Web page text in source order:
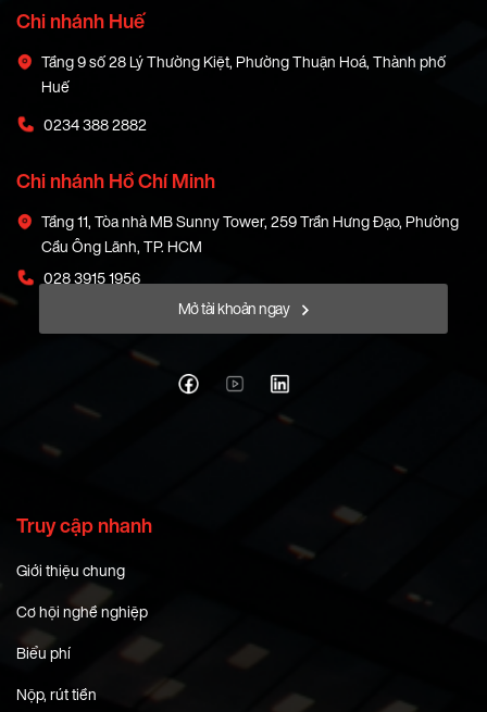
Mở tài khoản ngay
Chi nhánh Huế
Tầng 9 số 28 Lý Thường Kiệt, Phường Thuận Hoá, Thành phố
Huế
0234 388 2882
Chi nhánh Hồ Chí Minh
Tầng 11, Tòa nhà MB Sunny Tower, 259 Trần Hưng Đạo, Phường
Cầu Ông Lãnh, TP. HCM
028 3915 1956
Truy cập nhanh
Giới thiệu chung
Cơ hội nghề nghiệp
Biểu phí
Nộp, rút tiền